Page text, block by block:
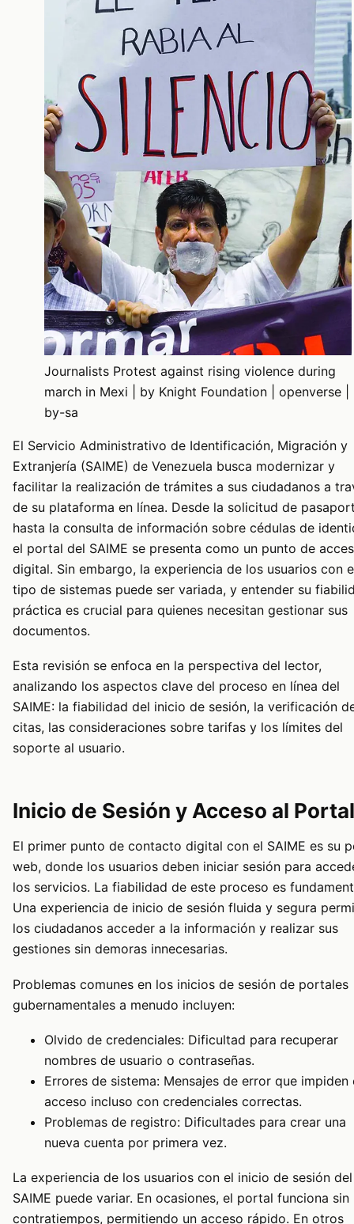
Journalists Protest against rising violence during
march in Mexi | by Knight Foundation | openverse |
by-sa
El Servicio Administrativo de Identificación, Migración y
Extranjería (SAIME) de Venezuela busca modernizar y
facilitar la realización de trámites a sus ciudadanos a
de su plataforma en línea. Desde la solicitud de
hasta la consulta de información sobre cédulas de
el portal del SAIME se presenta como un punto de
digital. Sin embargo, la experiencia de los usuarios con
tipo de sistemas puede ser variada, y entender su
práctica es crucial para quienes necesitan gestionar sus
documentos.
Esta revisión se enfoca en la perspectiva del lector,
analizando los aspectos clave del proceso en línea del
SAIME: la fiabilidad del inicio de sesión, la verificación
citas, las consideraciones sobre tarifas y los límites del
soporte al usuario.
Inicio de Sesión y Acceso al Portal
El primer punto de contacto digital con el SAIME es su
web, donde los usuarios deben iniciar sesión para
los servicios. La fiabilidad de este proceso es
Una experiencia de inicio de sesión fluida y segura
los ciudadanos acceder a la información y realizar sus
gestiones sin demoras innecesarias.
Problemas comunes en los inicios de sesión de portales
gubernamentales a menudo incluyen:
Olvido de credenciales: Dificultad para recuperar
nombres de usuario o contraseñas.
Errores de sistema: Mensajes de error que impiden
acceso incluso con credenciales correctas.
Problemas de registro: Dificultades para crear una
nueva cuenta por primera vez.
La experiencia de los usuarios con el inicio de sesión del
SAIME puede variar. En ocasiones, el portal funciona sin
contratiempos, permitiendo un acceso rápido. En otros